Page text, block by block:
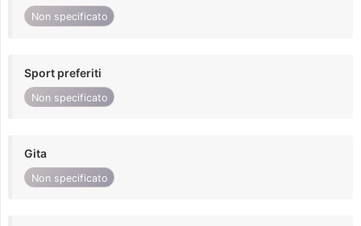
Non specificato
Sport preferiti
Non specificato
Gita
Non specificato